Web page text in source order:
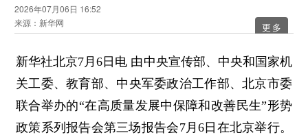
2026年07月06日 16:52
来源：新华网
更多
新华社北京7月6日电 由中央宣传部、中央和国家机
关工委、教育部、中央军委政治工作部、北京市委
联合举办的“在高质量发展中保障和改善民生”形势
政策系列报告会第三场报告会7月6日在北京举行。